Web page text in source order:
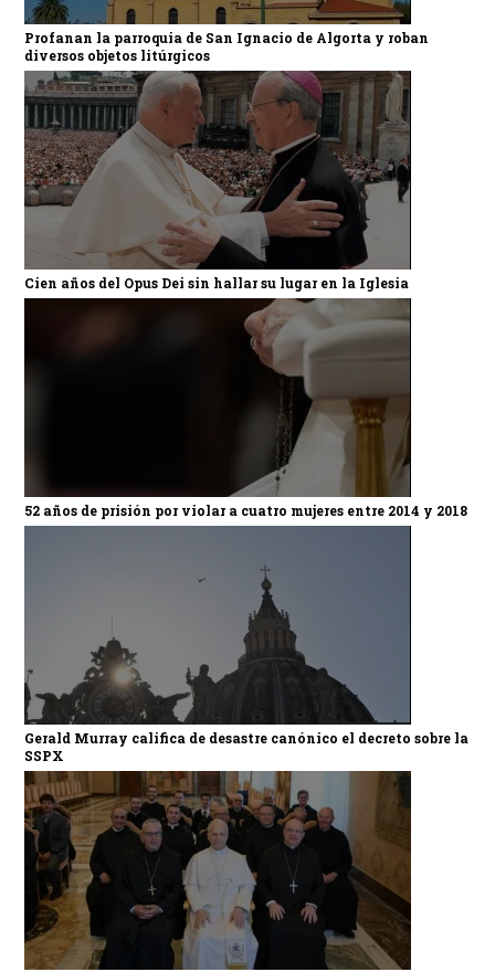
Profanan la parroquia de San Ignacio de Algorta y roban
diversos objetos litúrgicos
Cien años del Opus Dei sin hallar su lugar en la Iglesia
52 años de prisión por violar a cuatro mujeres entre 2014 y 2018
Gerald Murray califica de desastre canónico el decreto sobre la
SSPX